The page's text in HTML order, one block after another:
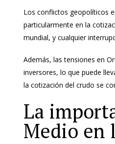
Los conflictos geopolíticos
particularmente en la
mundial, y cualquier
Además, las tensiones en
inversores, lo que puede
la cotización del crudo se
La
Medio en